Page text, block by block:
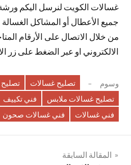
غسالات الكويت لنرسل اليكم
جميع الأعطال أو المشاكل الغسالة
من خلال الاتصال على الأرقام
الالكتروني او عبر الضغط على زر
وسوم تصليح غسالات
تصليح غسالات ملابس
فني تكييف
فني غسالات
فني غسالات صحون
تصفّح
المقالة السابقة